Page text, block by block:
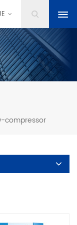
compressor